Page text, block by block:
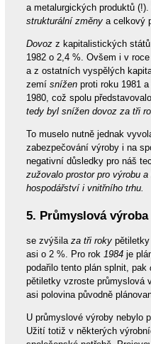
a metalurgických produktů
strukturální změnya celkový
Dovozz kapitalistických
1982 o 2,4 %. Ovšem i v
a z ostatních vyspělých
zemí sníženproti roku 1981 a
1980, což spolu
tedy byl snížen dovoz za tři
To muselo nutně jednak
zabezpečování výroby i na
negativní důsledky pro náš
zužovalo prostor pro výrobu
hospodářství i vnitřního trhu.
5. Průmyslová výroba
se zvýšila za tři rokypětiletky
asi o 2 %. Pro rok 1984je
podařilo tento plán splnit, pak
pětiletky vzroste průmyslová
asi polovina původně
U průmyslové výroby nebylo
Užití totiž v některých